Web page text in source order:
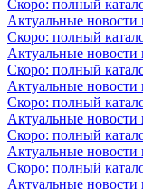
Скоро: полный
Актуальные новости
Скоро: полный
Актуальные новости
Скоро: полный
Актуальные новости
Скоро: полный
Актуальные новости
Скоро: полный
Актуальные новости
Скоро: полный
Актуальные новости